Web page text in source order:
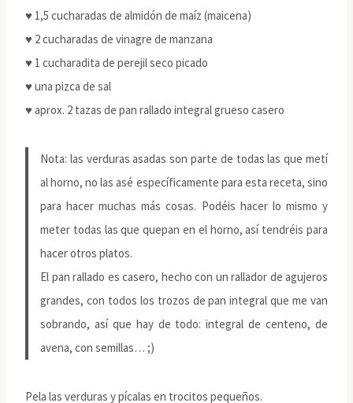
♥ 1,5 cucharadas de almidón de maíz (maicena)
♥ 2 cucharadas de vinagre de manzana
♥ 1 cucharadita de perejil seco picado
♥ una pizca de sal
♥ aprox. 2 tazas de pan rallado integral grueso casero
Nota: las verduras asadas son parte de todas las que metí
al horno, no las asé específicamente para esta receta, sino
para hacer muchas más cosas. Podéis hacer lo mismo y
meter todas las que quepan en el horno, así tendréis para
hacer otros platos.
El pan rallado es casero, hecho con un rallador de agujeros
grandes, con todos los trozos de pan integral que me van
sobrando, así que hay de todo: integral de centeno, de
avena, con semillas… ;)
Pela las verduras y pícalas en trocitos pequeños.